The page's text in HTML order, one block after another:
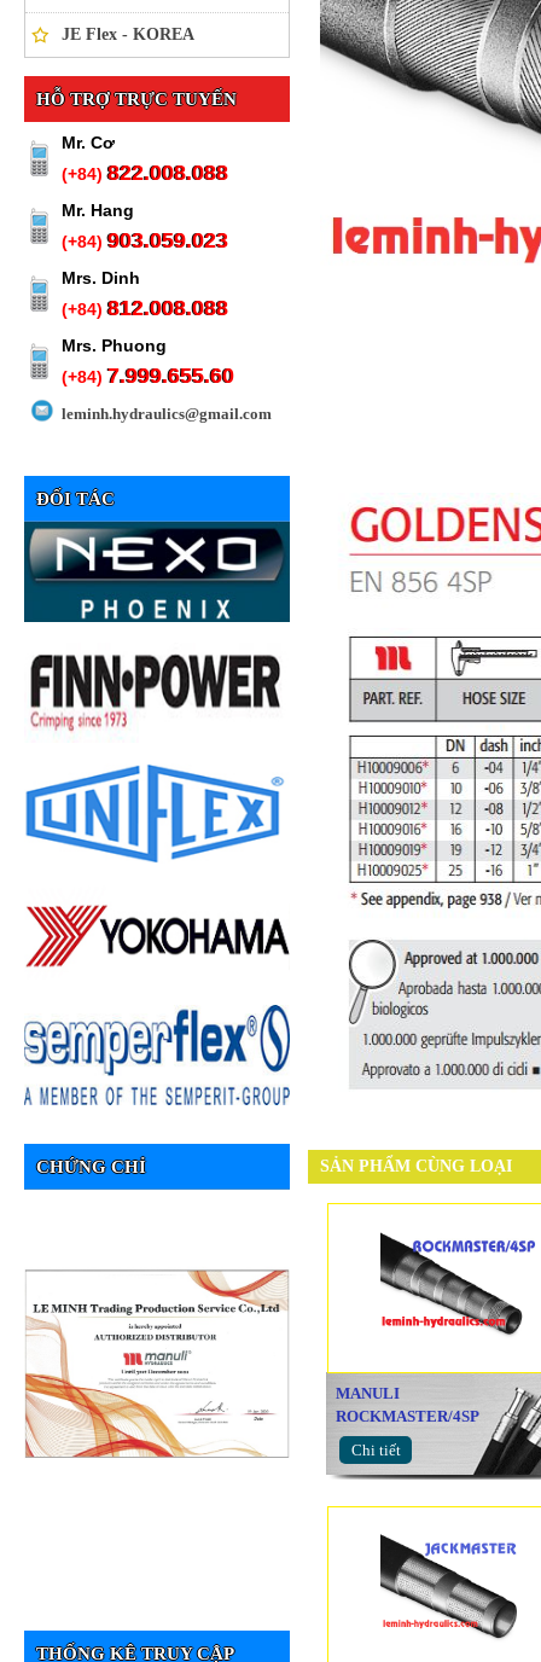
JE Flex - KOREA
HỖ TRỢ TRỰC TUYẾN
Mr. Cơ
(+84)822.008.088
Mr. Hang
(+84)903.059.023
Mrs. Dinh
(+84)812.008.088
Mrs. Phuong
(+84)7.999.655.60
leminh.hydraulics@gmail.com
ĐỐI TÁC
CHỨNG CHỈ
THỐNG KÊ TRUY CẬP
SẢN PHẨM CÙNG LOẠI
MANULI
ROCKMASTER/4SP
Chi tiết